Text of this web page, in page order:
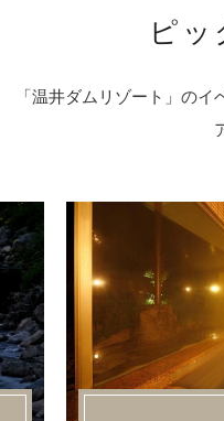
ピッ
「温井ダムリゾート」の